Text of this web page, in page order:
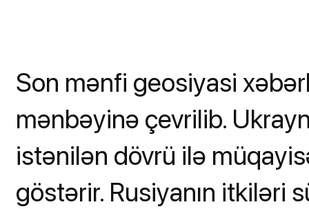
Son mənfi geosiyasi
mənbəyinə çevrilib.
istənilən dövrü ilə
göstərir. Rusiyanın itkiləri